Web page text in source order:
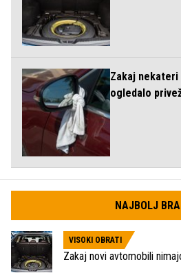
Zakaj nekateri
ogledalo
NAJBOLJ
VISOKI OBRATI
Zakaj novi avtomobili